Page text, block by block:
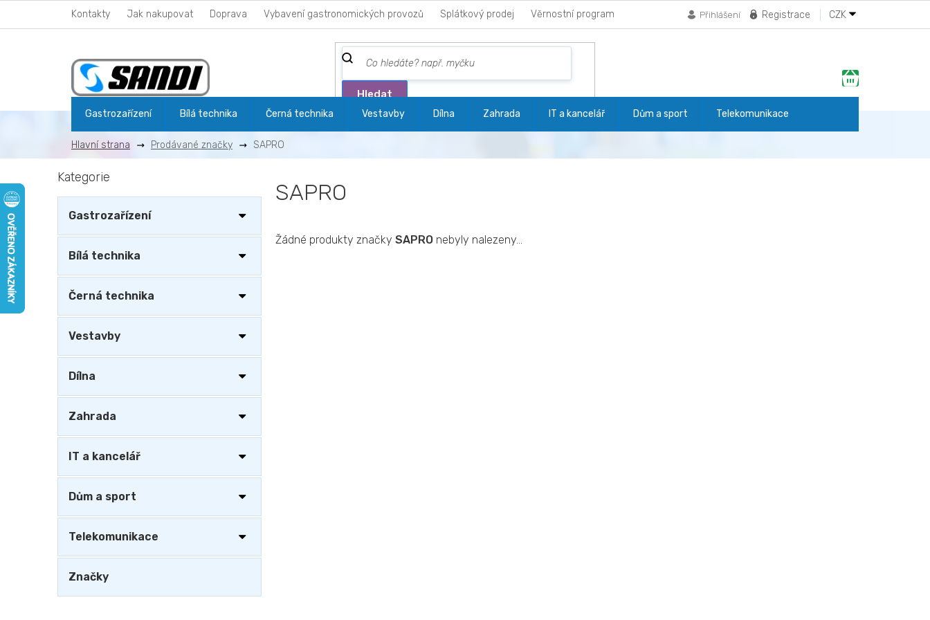
obsah
Kontakty Jak nakupovat Doprava Vybavení gastronomických provozů Splátkový prodej Věrnostní program CZK
Registrace
Přihlášení
Hledat
Nákupní
košík
Gastrozařízení Bílá technika Černá technika Vestavby Dílna Zahrada IT a kancelář Dům a sport Telekomunikace
Prodávané značky SAPRO
o
s
a
n
a
Přeskočit
Kategorie
Gastrozařízení
Bílá technika
Černá technika
Vestavby
Dílna
Zahrada
IT a kancelář
Dům a sport
Telekomunikace
Značky
SAPRO
Žádné produkty značky SAPRO nebyly nalezeny...